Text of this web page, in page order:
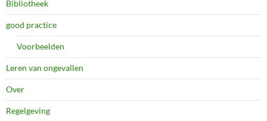
Bibliotheek
good practice
Voorbeelden
Leren van ongevallen
Over
Regelgeving